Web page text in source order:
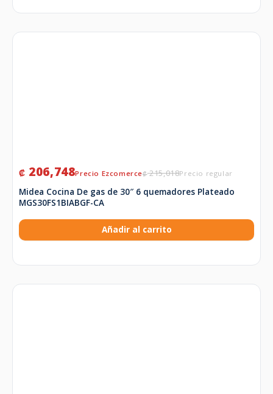
₡215,018
₡ 206,748
Midea Cocina De gas de 30″ 6 quemadores Plateado
MGS30FS1BIABGF-CA
Añadir al carrito